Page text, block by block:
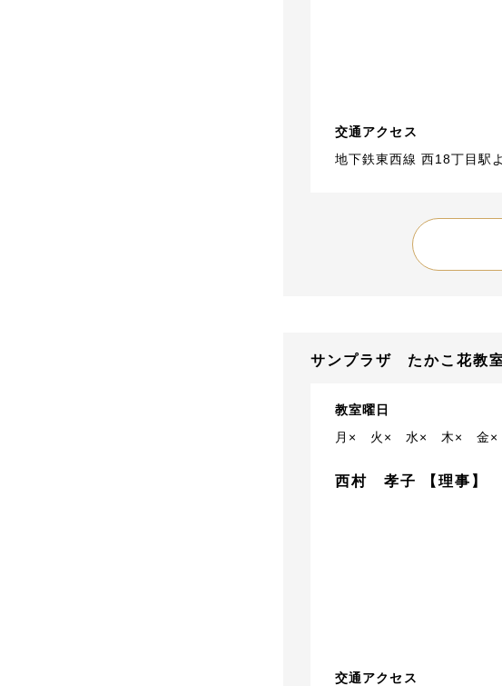
交通アクセス
地下鉄東西線 西18丁目駅
サンプラザ たかこ花教
教室曜日
月×
火× 水× 木× 金×
西村 孝子 【理事】
交通アクセス